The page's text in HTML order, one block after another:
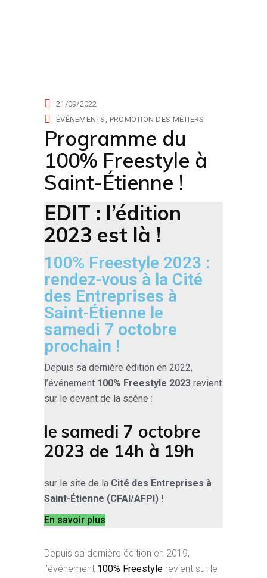
21/09/2022
ÉVÉNEMENTS PROMOTION DES MÉTIERS
Programme du
100% Freestyle à
Saint-Étienne !
EDIT : l’édition
2023 est là !
100% Freestyle 2023 :
rendez-vous à la Cité
des Entreprises à
Saint-Étienne le
samedi 7 octobre
prochain !
Depuis sa dernière édition en 2022,
l’événement 100% Freestyle 2023 revient
sur le devant de la scène :
le samedi 7 octobre
2023 de 14h à 19h
sur le site de la Cité des Entreprises à
Saint-Étienne (CFAI/AFPI) !
En savoir plus
Depuis sa dernière édition en 2019,
l’événement 100% Freestyle revient sur le